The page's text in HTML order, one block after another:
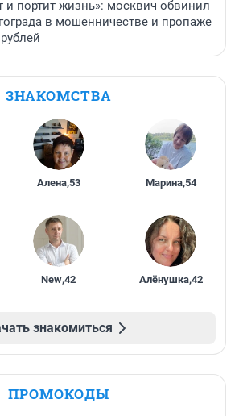
и портит жизнь»: москвич обвинил
в мошенничестве и пропаже
ЗНАКОМСТВА
Алена,53 Марина,54
New,42 Алёнушка,42
знакомиться
ПРОМОКОДЫ